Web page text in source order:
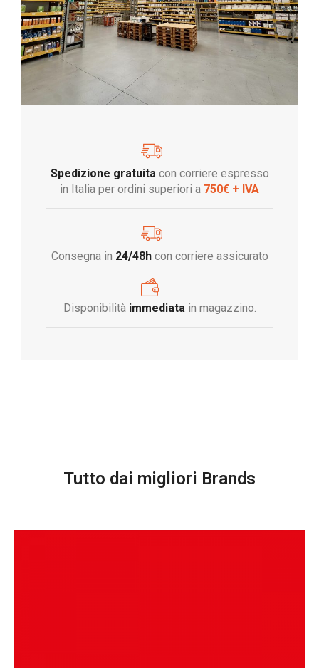
Spedizione gratuita con corriere espresso
in Italia per ordini superiori a 750€ + IVA
Consegna in 24/48hcon corriere assicurato
Disponibilità immediata in magazzino.
Tutto dai migliori Brands